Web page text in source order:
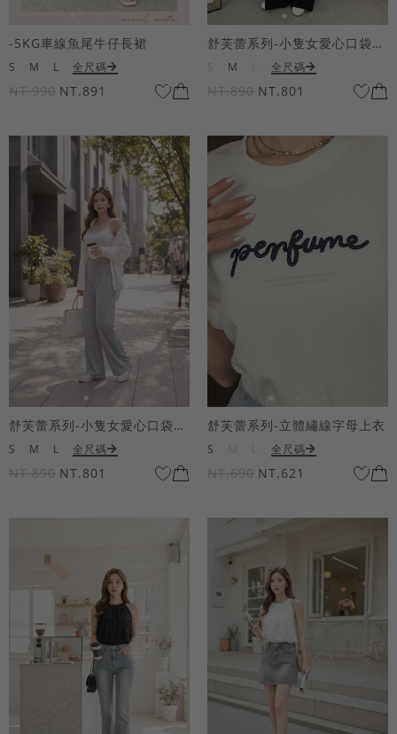
-5KG車線魚尾牛仔長裙
S M L 全尺碼
NT.990 NT.891
舒芙蕾系列-小隻女愛心口袋寬褲
M 全尺碼
NT.890 NT.801
舒芙蕾系列-小隻女愛心口袋寬褲
S M L 全尺碼
NT.890 NT.801
舒芙蕾系列-立體繡線字母上衣
S 全尺碼
NT.690 NT.621